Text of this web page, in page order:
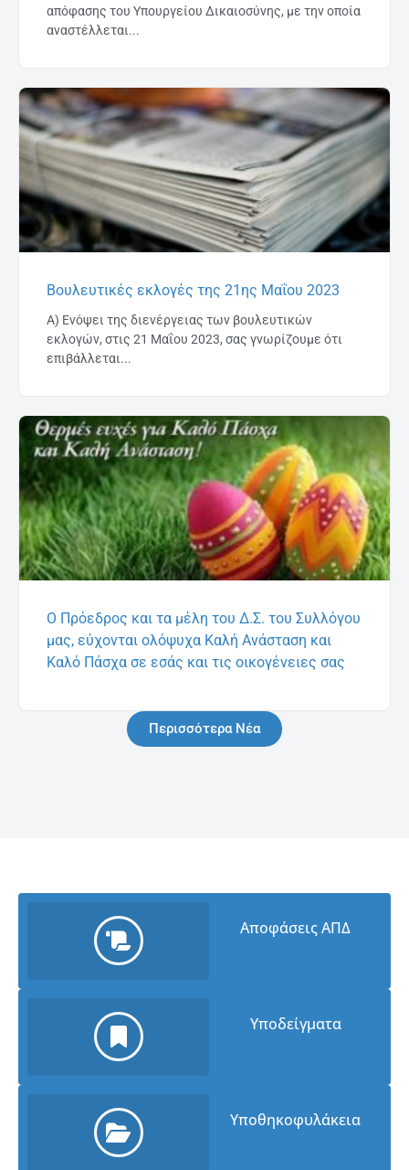
απόφασης του Υπουργείου Δικαιοσύνης, με την οποία
αναστέλλεται...
Βουλευτικές εκλογές της 21ης Μαΐου 2023
Α) Ενόψει της διενέργειας των βουλευτικών
εκλογών, στις 21 Μαΐου 2023, σας γνωρίζουμε ότι
επιβάλλεται...
Ο Πρόεδρος και τα μέλη του Δ.Σ. του Συλλόγου
μας, εύχονται ολόψυχα Καλή Ανάσταση και
Καλό Πάσχα σε εσάς και τις οικογένειες σας
Περισσότερα Νέα
Αποφάσεις ΑΠΔ
Υποδείγματα
Υποθηκοφυλάκεια